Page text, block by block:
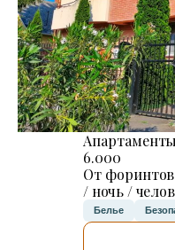
6.000
От форинтов
/ ночь /
Белье